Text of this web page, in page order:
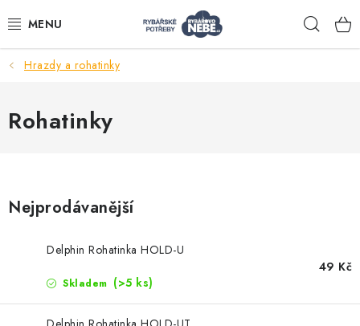
na
Akce
Navijáky
Bižuterie
Tašky a obaly
Hrazdy a rohatinky
Rohatinky
Nejprodávanější
Delphin Rohatinka HOLD-U
Skladem (>5 ks)
49 Kč